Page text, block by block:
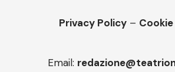
Privacy Policy –
Email: